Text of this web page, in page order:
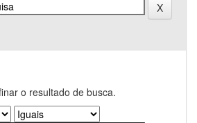
o resultado de busca.